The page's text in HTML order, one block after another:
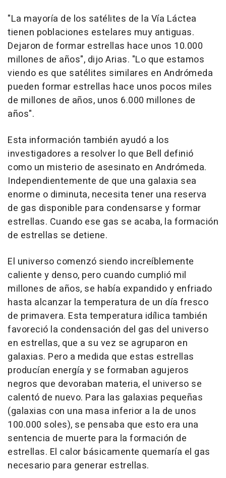
"La mayoría de los satélites de la Vía Láctea
tienen poblaciones estelares muy antiguas.
Dejaron de formar estrellas hace unos 10.000
millones de años", dijo Arias. "Lo que estamos
viendo es que satélites similares en Andrómeda
pueden formar estrellas hace unos pocos miles
de millones de años, unos 6.000 millones de
años".
Esta información también ayudó a los
investigadores a resolver lo que Bell definió
como un misterio de asesinato en Andrómeda.
Independientemente de que una galaxia sea
enorme o diminuta, necesita tener una reserva
de gas disponible para condensarse y formar
estrellas. Cuando ese gas se acaba, la formación
de estrellas se detiene.
El universo comenzó siendo increíblemente
caliente y denso, pero cuando cumplió mil
millones de años, se había expandido y enfriado
hasta alcanzar la temperatura de un día fresco
de primavera. Esta temperatura idílica también
favoreció la condensación del gas del universo
en estrellas, que a su vez se agruparon en
galaxias. Pero a medida que estas estrellas
producían energía y se formaban agujeros
negros que devoraban materia, el universo se
calentó de nuevo. Para las galaxias pequeñas
(galaxias con una masa inferior a la de unos
100.000 soles), se pensaba que esto era una
sentencia de muerte para la formación de
estrellas. El calor básicamente quemaría el gas
necesario para generar estrellas.